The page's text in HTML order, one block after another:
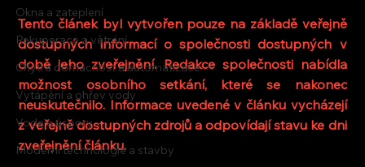
Okna a zateplení
Rekuperace a větrání
Chytrá domácnost a automatizace
Vytápění a ohřev vody
Voda a úspory
Moderní technologie a stavby
Tento článek byl vytvořen pouze na základě veřejně
dostupných informací o společnosti dostupných v
době jeho zveřejnění. Redakce společnosti nabídla
možnost osobního setkání, které se nakonec
neuskutečnilo. Informace uvedené v článku vycházejí
z veřejně dostupných zdrojů a odpovídají stavu ke dni
zveřejnění článku.